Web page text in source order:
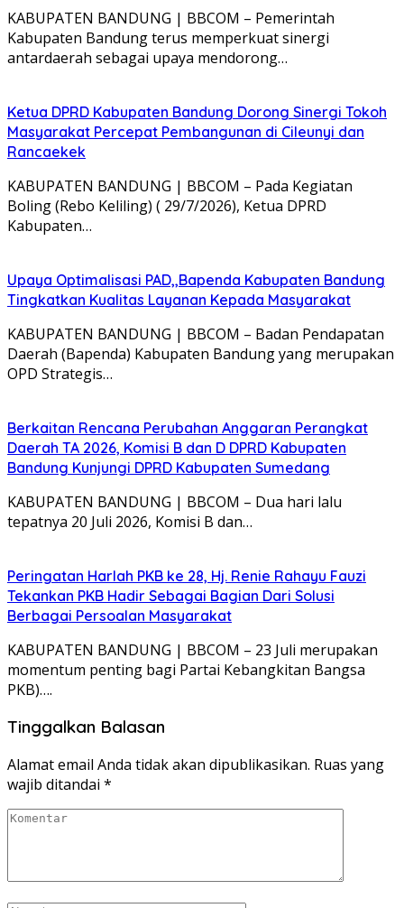
KABUPATEN BANDUNG | BBCOM – Pemerintah
Kabupaten Bandung terus memperkuat sinergi
antardaerah sebagai upaya mendorong…
Ketua DPRD Kabupaten Bandung Dorong Sinergi Tokoh
Masyarakat Percepat Pembangunan di Cileunyi dan
Rancaekek
KABUPATEN BANDUNG | BBCOM – Pada Kegiatan
Boling (Rebo Keliling) ( 29/7/2026), Ketua DPRD
Kabupaten…
Upaya Optimalisasi PAD,,Bapenda Kabupaten Bandung
Tingkatkan Kualitas Layanan Kepada Masyarakat
KABUPATEN BANDUNG | BBCOM – Badan Pendapatan
Daerah (Bapenda) Kabupaten Bandung yang merupakan
OPD Strategis…
Berkaitan Rencana Perubahan Anggaran Perangkat
Daerah TA 2026, Komisi B dan D DPRD Kabupaten
Bandung Kunjungi DPRD Kabupaten Sumedang
KABUPATEN BANDUNG | BBCOM – Dua hari lalu
tepatnya 20 Juli 2026, Komisi B dan…
Peringatan Harlah PKB ke 28, Hj. Renie Rahayu Fauzi
Tekankan PKB Hadir Sebagai Bagian Dari Solusi
Berbagai Persoalan Masyarakat
KABUPATEN BANDUNG | BBCOM – 23 Juli merupakan
momentum penting bagi Partai Kebangkitan Bangsa
PKB)….
Tinggalkan Balasan
Alamat email Anda tidak akan dipublikasikan. Ruas yang
wajib ditandai *